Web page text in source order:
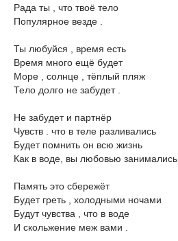
Рада ты , что твоё тело
Популярное везде .
Ты любуйся , время есть
Время много ещё будет
Море , солнце , тёплый пляж
Тело долго не забудет .
Не забудет и партнёр
Чувств . что в теле разливались
Будет помнить он всю жизнь
Как в воде, вы любовью занимались .
Память это сбережёт
Будет греть , холодными ночами
Будут чувства , что в воде
И скольжение меж вами .